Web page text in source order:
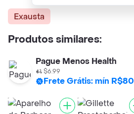
Exausta
Produtos similares:
Pague Menos Health
$6.99
Frete Grátis: mín R$80